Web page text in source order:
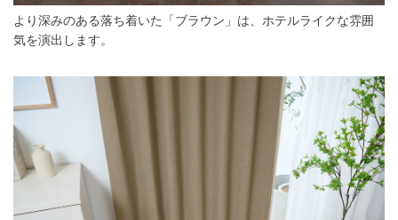
より深みのある落ち着いた「ブラウン」は、ホテルライクな雰囲
気を演出します。